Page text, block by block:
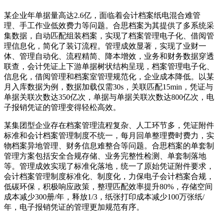
某企业年单据量高达2.6亿，面临着会计档案纸电混合难管
理、手工作业低效费力等问题。合思档案为其提供了多系统采
集数据，自动匹配组装档案，实现了档案管理电子化、借阅管
理信息化，简化了装订流程。管理成效显著，实现了业财一
体、管理自动化、流程精简、降本增效，业务和财务数据穿透
联查，会计凭证上下游单据树状结构呈现，档案管理电子化、
信息化，借阅管理和档案室管理规范化，企业成本降低。以某
月入库数据为例，数据加载仅需30s，关联匹配15min，凭证与
单据关联次数达350亿次，单据与单据关联次数达800亿次，电
子报销凭证的管理变得轻松高效。
某集团型企业存在档案管理流程复杂、人工环节多，凭证附件
标准和会计档案管理制度不统一，每月回单整理费时费力，实
物档案异地管理、财务信息难整合等问题。合思档案的单套制
管理方案包括安全合规存储、业务完整性检测、单套制落地
等。管理成效实现了标准化落地，统一了原始凭证附件要求，
会计档案管理制度标准化、制度化，力保电子会计档案合规，
低碳环保，积极响应政策，整理匹配效率提升80%，存储空间
成本减少300册/年，释放1/3，纸张打印成本减少100万张纸/
年，电子报销凭证的管理更加规范有序。